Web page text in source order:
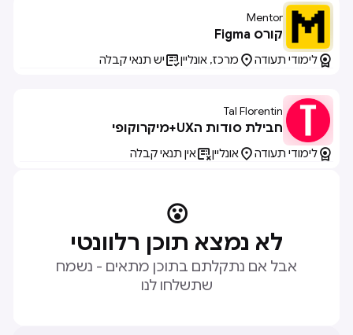
Mentor
קורס Figma
לימודי תעודה מרכז, אונלייןיש תנאי קבלה
Tal Florentin
חבילת סודות הUX+מיקרוקופי
לימודי תעודהאונלייןאין תנאי קבלה
😮
לא נמצא תוכן רלוונטי
אבל אם נתקלתם בתוכן מתאים - נשמח
שתשלחו לנו